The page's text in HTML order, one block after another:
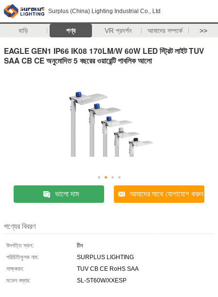
Surplus (China) Lighting Industrial Co., Ltd
বাড়ি পণ্য VR প্রদর্শন আমাদের সম্পর্কে >>
EAGLE GEN1 IP66 IK08 170LM/W 60W LED স্ট্রিট লাইট TUV
SAA CB CE অনুমোদিত 5 বছরের ওয়ারেন্টি পাবলিক আলো
ভালো দাম আমাদের সাথে যোগাযোগ করুন
পণ্যের বিবরণ
উৎপত্তি স্থল:
চীন
পরিচিতিমুলক নাম:
SURPLUS LIGHTING
সাক্ষ্যদান:
TUV CB CE RoHS SAA
মডেল নম্বার:
SL-ST60W/XXESP